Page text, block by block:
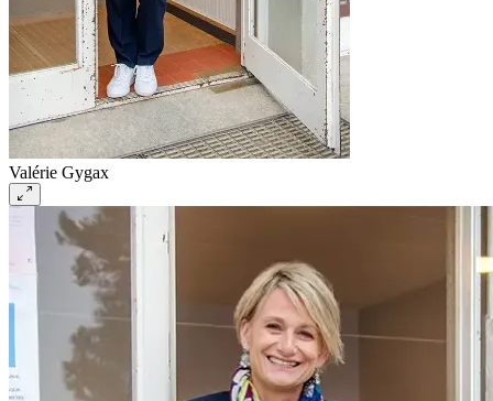
Valérie Gygax